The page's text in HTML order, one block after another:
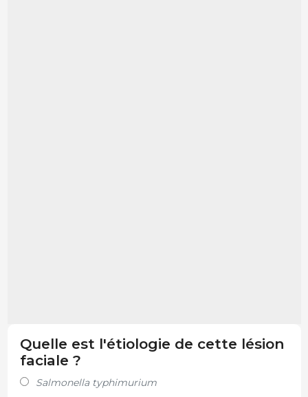
Quelle est l'étiologie de cette lésion
faciale ?
Salmonella typhimurium